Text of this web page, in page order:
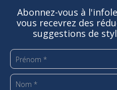
Abonnez-vous à
vous recevrez des
suggestions de